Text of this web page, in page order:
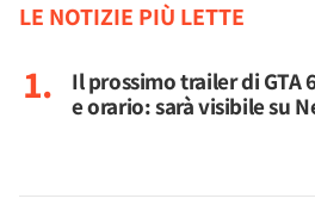
LE NOTIZIE PIÙ LETTE
Il prossimo trailer di GTA
e orario: sarà visibile su